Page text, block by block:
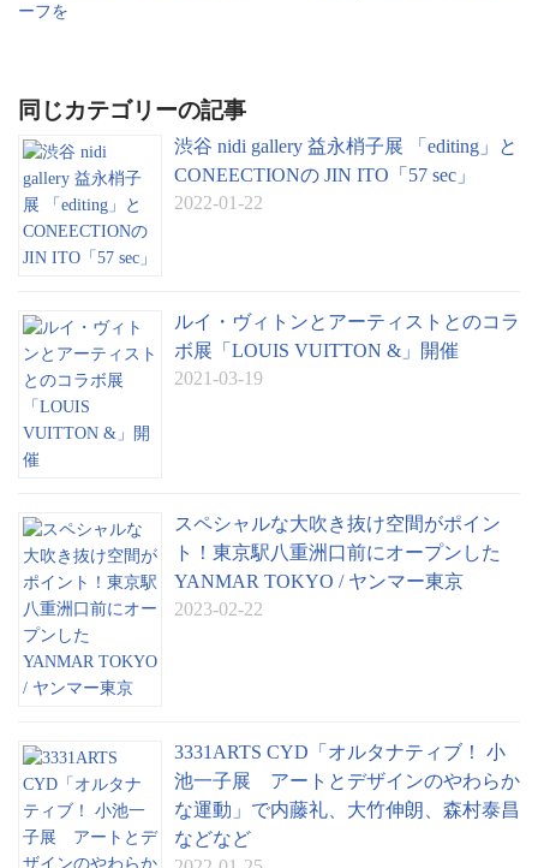
ーフを
同じカテゴリーの記事
渋谷 nidi gallery 益永梢子展 「editing」と
CONEECTIONの JIN ITO「57 sec」
2022-01-22
ルイ・ヴィトンとアーティストとのコラ
ボ展「LOUIS VUITTON &」開催
2021-03-19
スペシャルな大吹き抜け空間がポイン
ト！東京駅八重洲口前にオープンした
YANMAR TOKYO / ヤンマー東京
2023-02-22
3331ARTS CYD「オルタナティブ！ 小
池一子展 アートとデザインのやわらか
な運動」で内藤礼、大竹伸朗、森村泰昌
などなど